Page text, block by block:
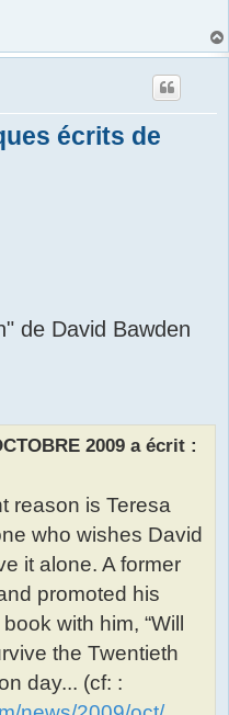
écrits de
de David Bawden
2009 a écrit :
reason is Teresa
who wishes David
it alone. A former
promoted his
with him, “Will
the Twentieth
day... (cf: :